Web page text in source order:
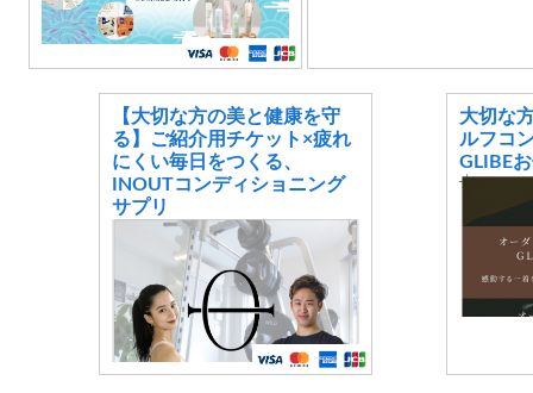
【大切な方の美と健康を守
る】ご紹介用チケット×疲れ
にくい毎日をつくる、
INOUTコンディショニング
サプリ
大切な
ルフコ
GLIBE